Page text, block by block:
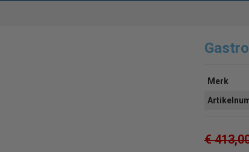
Merk
€